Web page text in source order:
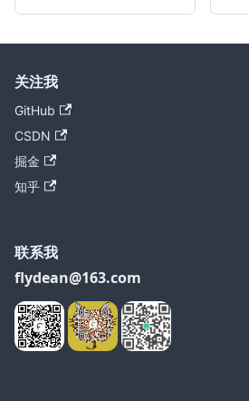
关注我
GitHub
CSDN
掘金
知乎
联系我
flydean@163.com